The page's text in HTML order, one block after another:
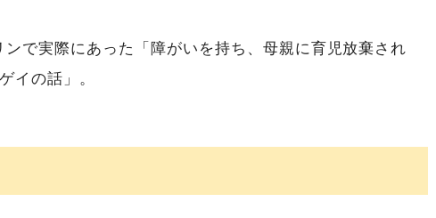
で実際にあった「障がいを持ち、母親に育児放棄され
イの話」。